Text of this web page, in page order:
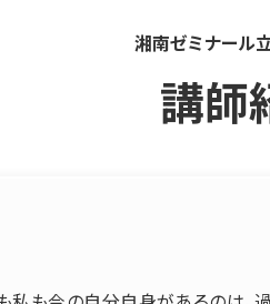
湘南ゼミナール
講師